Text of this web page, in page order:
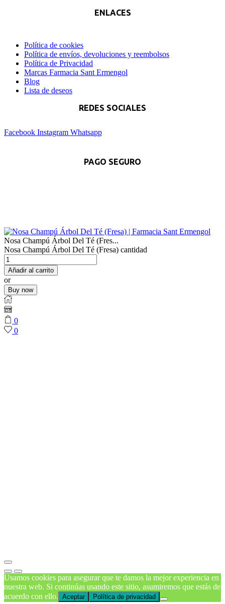
ENLACES
Política de cookies
Política de envíos, devoluciones y reembolsos
Política de Privacidad
Marcas Farmacia Sant Ermengol
Blog
Lista de deseos
REDES SOCIALES
Facebook Instagram Whatsapp
PAGO SEGURO
Nosa Champú Árbol Del Té (Fres...
Nosa Champú Árbol Del Té (Fresa) cantidad
Añadir al carrito
or
Buy now
0
0
Usamos cookies para asegurar que te damos la mejor experiencia en
nuestra web. Si continúas usando este sitio, asumiremos que estás de
acuerdo con ello. Aceptar Política de privacidad